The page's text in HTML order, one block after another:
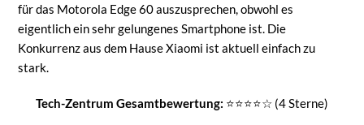
für das Motorola Edge 60 auszusprechen, obwohl es
eigentlich ein sehr gelungenes Smartphone ist. Die
Konkurrenz aus dem Hause Xiaomi ist aktuell einfach zu
stark.
Tech-Zentrum Gesamtbewertung: ⭐⭐⭐⭐☆ (4 Sterne)